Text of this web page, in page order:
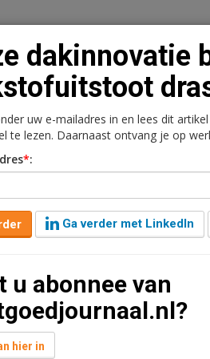
Vacaturebank Contact
7 jaar geleden aangepast
innovaties binnen die zeggen
voor een
dakinnovatie
uw e-mailadres in en lees dit
te lezen. Daarnaast ontvang je op
*:
Ga verder met LinkedIn
u abonnee van
hier in